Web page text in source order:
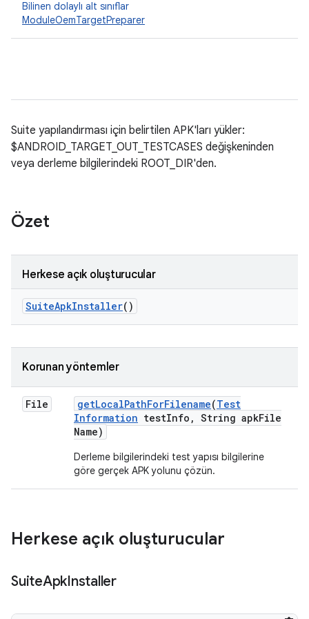
Bilinen dolaylı alt sınıflar
ModuleOemTargetPreparer
Suite yapılandırması için belirtilen APK'ları yükler:
$ANDROID_TARGET_OUT_TESTCASES değişkeninden
veya derleme bilgilerindeki ROOT_DIR'den.
Özet
Herkese açık oluşturucular
SuiteApkInstaller()
Korunan yöntemler
File getLocalPathForFilename(Test
Information testInfo , String apkFile
Name)
Derleme bilgilerindeki test yapısı bilgilerine
göre gerçek APK yolunu çözün.
Herkese açık oluşturucular
SuiteApkInstaller